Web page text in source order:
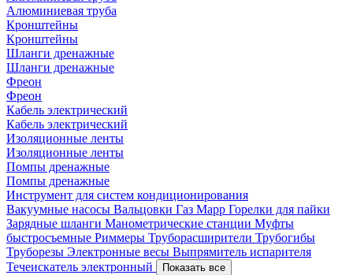
Алюминиевая труба
Кронштейны
Кронштейны
Шланги дренажные
Шланги дренажные
Фреон
Фреон
Кабель электрический
Кабель электрический
Изоляционные ленты
Изоляционные ленты
Помпы дренажные
Помпы дренажные
Инструмент для систем кондиционирования
Вакуумные насосы Вальцовки Газ Mapp Горелки для пайки
Зарядные шланги Манометрические станции Муфты
быстросъемные Риммеры Труборасширители Трубогибы
Труборезы Электронные весы Выпрямитель испарителя
Течеискатель электронный
Показать все